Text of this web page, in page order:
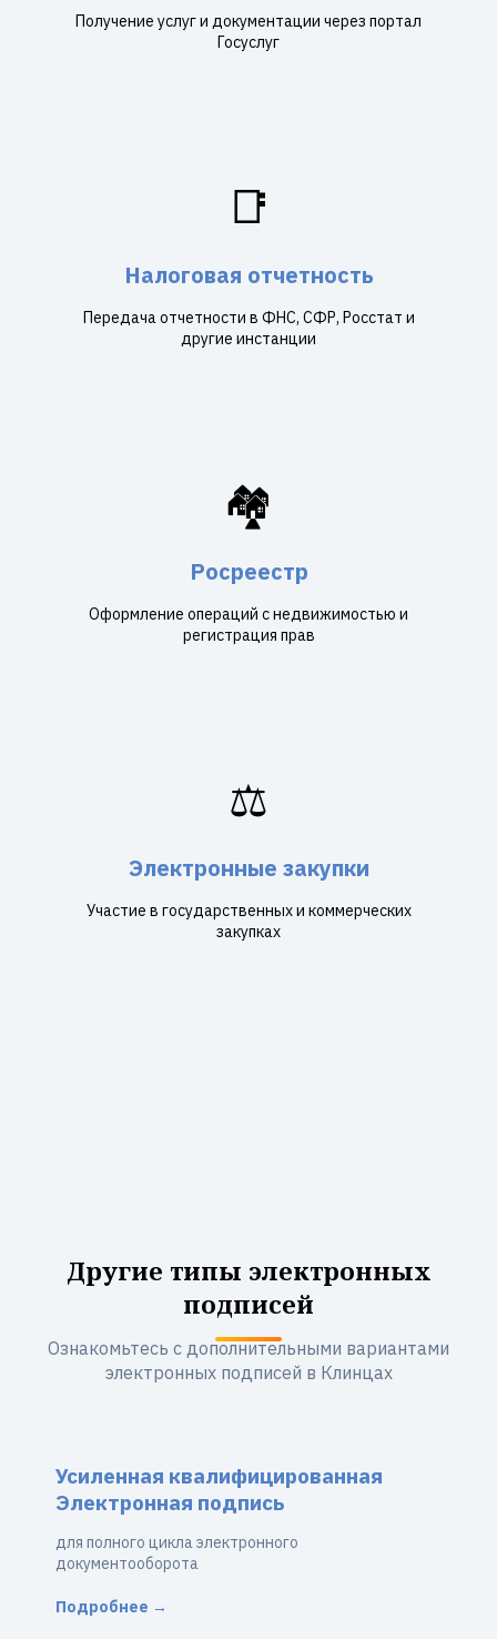
Получение услуг и документации через портал
Госуслуг
📑
Налоговая отчетность
Передача отчетности в ФНС, СФР, Росстат и
другие инстанции
🏘️
Росреестр
Оформление операций с недвижимостью и
регистрация прав
⚖️
Электронные закупки
Участие в государственных и коммерческих
закупках
Другие типы электронных
подписей
Ознакомьтесь с дополнительными вариантами
электронных подписей в Клинцах
Усиленная квалифицированная
Электронная подпись
для полного цикла электронного
документооборота
Подробнее →